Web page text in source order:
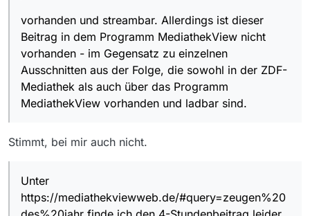
beim ZDF (also der 4-Stunden-Film).
Damit es für euch besser zuordnenbar ist:
Wenn ich im Feld “Thema/Titel Irgendwo” den Eintrag
“Zeugen des Jahrhunderts” tätige, wird der 4-
Stundenbeitrag (also die ganze Folge) in der
Ergebnisliste nicht aufgeführt, sondern nur einige kurze
Ausschnitte der Sendung.
Die Software-Version ist 13.02., das Betriebssystem ist
MacOS Sierra 10.12.5.
Hier noch einmal der Link zur Sendung in
Anführungszeichen in der Hoffnung, dass dieser dann
nicht aufgelöst, sondern lesbar ist:
joschka-fischer-100.html”
Ich weiss leider auch nicht, wie ich den o.g. Link zum
vorhanden und streambar. Allerdings ist dieser
Beitrag in dem Programm MediathekView nicht
vorhanden - im Gegensatz zu einzelnen
Ausschnitten aus der Folge, die sowohl in der ZDF-
Mediathek als auch über das Programm
MediathekView vorhanden und ladbar sind.
Stimmt, bei mir auch nicht.
Unter
https://mediathekviewweb.de/#query=zeugen%20